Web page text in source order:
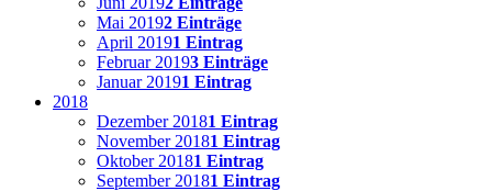
Mai 20192 Einträge
April 20191 Eintrag
Februar 20193 Einträge
Januar 20191 Eintrag
2018
Dezember 20181 Eintrag
November 20181 Eintrag
Oktober 20181 Eintrag
September 20181 Eintrag